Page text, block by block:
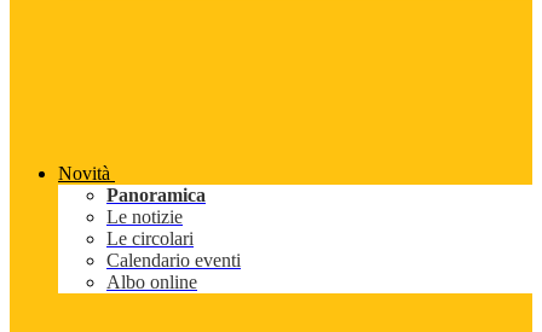
Novità
Panoramica
Le notizie
Le circolari
Calendario eventi
Albo online